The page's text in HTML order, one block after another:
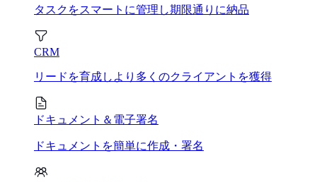
タスクをスマートに管理し期限通りに納品
CRM
リードを育成しより多くのクライアントを獲得
ドキュメント＆電子署名
ドキュメントを簡単に作成・署名